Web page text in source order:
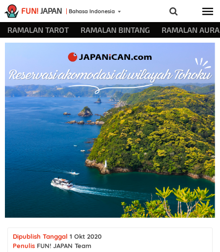
FUN! JAPAN Bahasa Indonesia
RAMALAN TAROT RAMALAN BINTANG RAMALAN AURA
Dipublish Tanggal 1 Okt 2020
Penulis FUN! JAPAN Team